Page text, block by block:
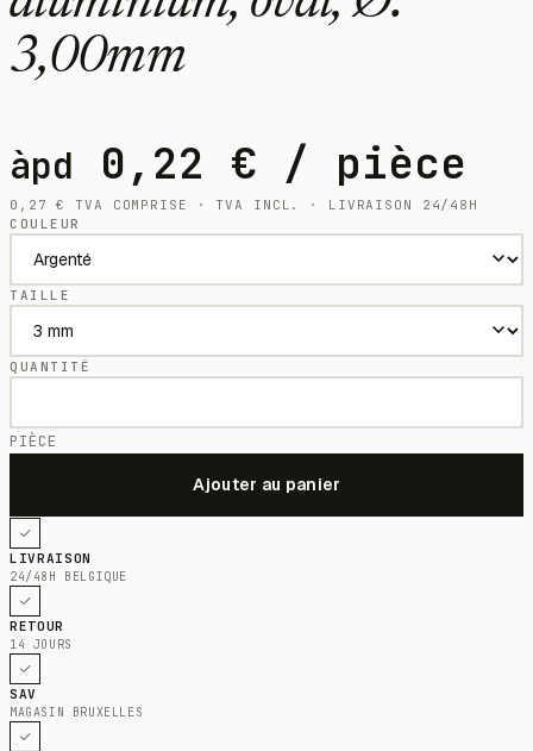
3,00mm
àpd 0,22 € / pièce
0,27€
TVA COMPRISE · TVA INCL. · LIVRAISON 24/48H
COULEUR
TAILLE
QUANTITÉ
PIÈCE
LIVRAISON
24/48H BELGIQUE
RETOUR
14 JOURS
SAV
MAGASIN BRUXELLES